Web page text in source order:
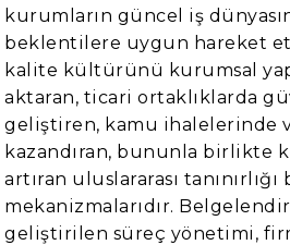
kurumların güncel iş
beklentilere uygun hareket
kalite kültürünü kurumsal
aktaran, ticari ortaklıklarda
geliştiren, kamu ihalelerinde
kazandıran, bununla birlikte
artıran uluslararası
mekanizmalarıdır.
geliştirilen süreç yönetimi,